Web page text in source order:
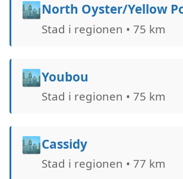
🏙️North Oyster/Yellow
Stad i regionen • 75 km
🏙️Youbou
Stad i regionen • 75 km
🏙️Cassidy
Stad i regionen • 77 km